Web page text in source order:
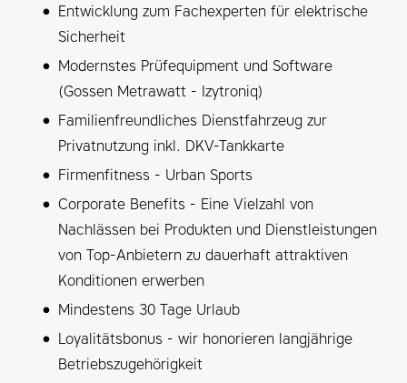
Entwicklung zum Fachexperten für elektrische
Sicherheit
Modernstes Prüfequipment und Software
(Gossen Metrawatt - Izytroniq)
Familienfreundliches Dienstfahrzeug zur
Privatnutzung inkl. DKV-Tankkarte
Firmenfitness - Urban Sports
Corporate Benefits - Eine Vielzahl von
Nachlässen bei Produkten und Dienstleistungen
von Top-Anbietern zu dauerhaft attraktiven
Konditionen erwerben
Mindestens 30 Tage Urlaub
Loyalitätsbonus - wir honorieren langjährige
Betriebszugehörigkeit